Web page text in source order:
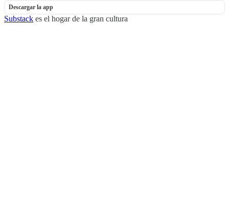
Descargar la app
Substack es el hogar de la gran cultura